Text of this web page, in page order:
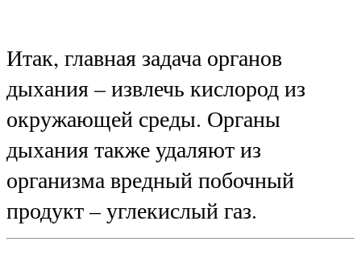
Итак, главная задача органов
дыхания – извлечь кислород из
окружающей среды. Органы
дыхания также удаляют из
организма вредный побочный
продукт – углекислый газ.